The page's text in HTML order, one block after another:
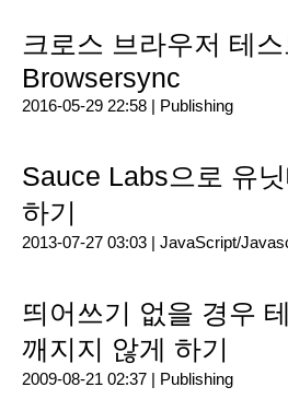
크로스 브라우저 테
Browsersync
2016-05-29 22:58 | Publishing
Sauce Labs으로 유
하기
2013-07-27 03:03 | JavaScript/
띄어쓰기 없을 경우
깨지지 않게 하기
2009-08-21 02:37 | Publishing